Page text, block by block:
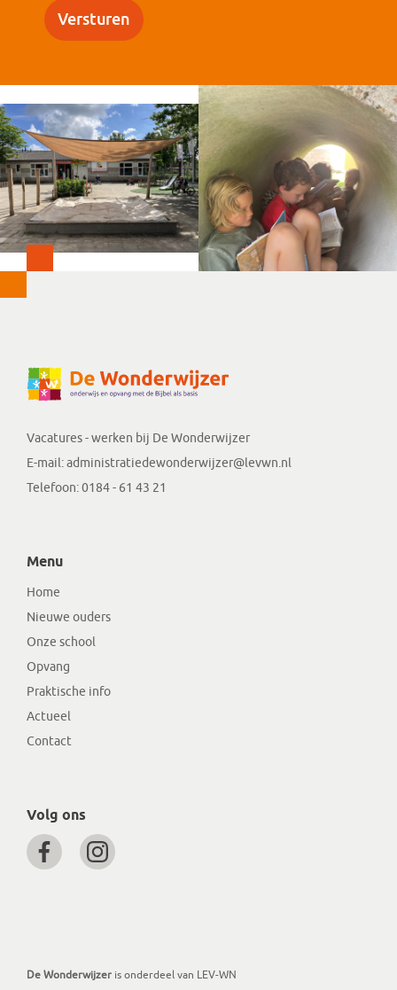
Versturen
Vacatures - werken bij De Wonderwijzer
E-mail:administratiedewonderwijzer@levwn.nl
Telefoon:0184 - 61 43 21
Menu
Home
Nieuwe ouders
Onze school
Opvang
Praktische info
Actueel
Contact
Volg ons
De Wonderwijzer is onderdeel van LEV-WN